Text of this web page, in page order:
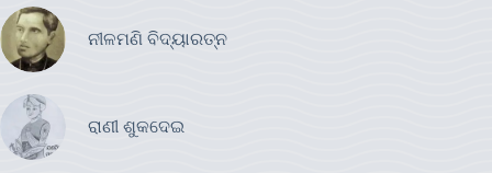
ନୀଳମଣି ବିଦ୍ୟାରତ୍ନ
ରାଣୀ ଶୁକଦେଇ